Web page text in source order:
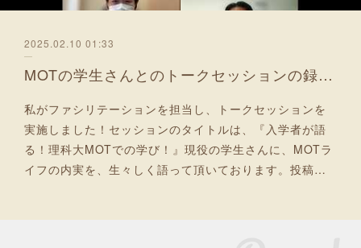
2025.02.10 01:33
MOTの学生さんとのトークセッションの録画をUP！
私がファシリテーションを担当し、トークセッションを
実施しました！セッションのタイトルは、『入学者が語
る！理科大MOTでの学び！』現役の学生さんに、MOTラ
イフの内実を、生々しく語って頂いております。投稿…